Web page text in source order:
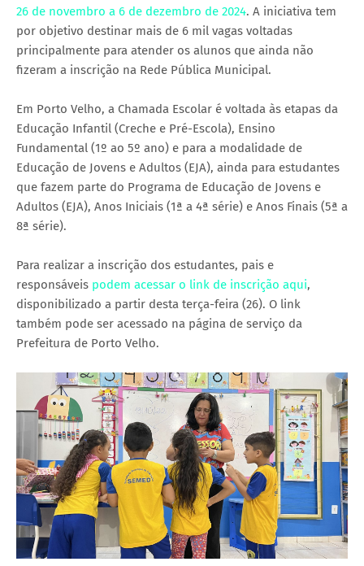
26 de novembro a 6 de dezembro de 2024. A iniciativa tem
por objetivo destinar mais de 6 mil vagas voltadas
principalmente para atender os alunos que ainda não
fizeram a inscrição na Rede Pública Municipal.
Em Porto Velho, a Chamada Escolar é voltada às etapas da
Educação Infantil (Creche e Pré-Escola), Ensino
Fundamental (1º ao 5º ano) e para a modalidade de
Educação de Jovens e Adultos (EJA), ainda para estudantes
que fazem parte do Programa de Educação de Jovens e
Adultos (EJA), Anos Iniciais (1ª a 4ª série) e Anos Finais (5ª a
8ª série).
Para realizar a inscrição dos estudantes, pais e
responsáveis podem acessar o link de inscrição aqui,
disponibilizado a partir desta terça-feira (26). O link
também pode ser acessado na página de serviço da
Prefeitura de Porto Velho.